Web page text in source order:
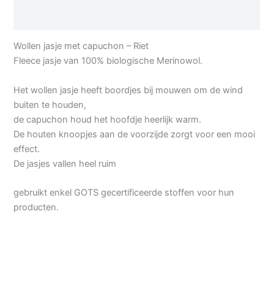
Wollen jasje met capuchon – Riet
Fleece jasje van 100% biologische Merinowol.
Het wollen jasje heeft boordjes bij mouwen om de wind
buiten te houden,
de capuchon houd het hoofdje heerlijk warm.
De houten knoopjes aan de voorzijde zorgt voor een mooi
effect.
De jasjes vallen heel ruim
gebruikt enkel GOTS gecertificeerde stoffen voor hun
producten.